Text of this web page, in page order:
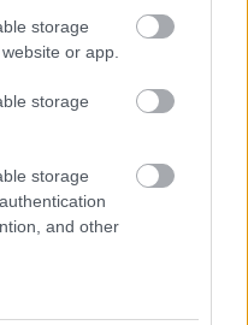
storage
or app.
storage
storage
and other
tér megállóhelyről
7:00 órakor
betéréssel